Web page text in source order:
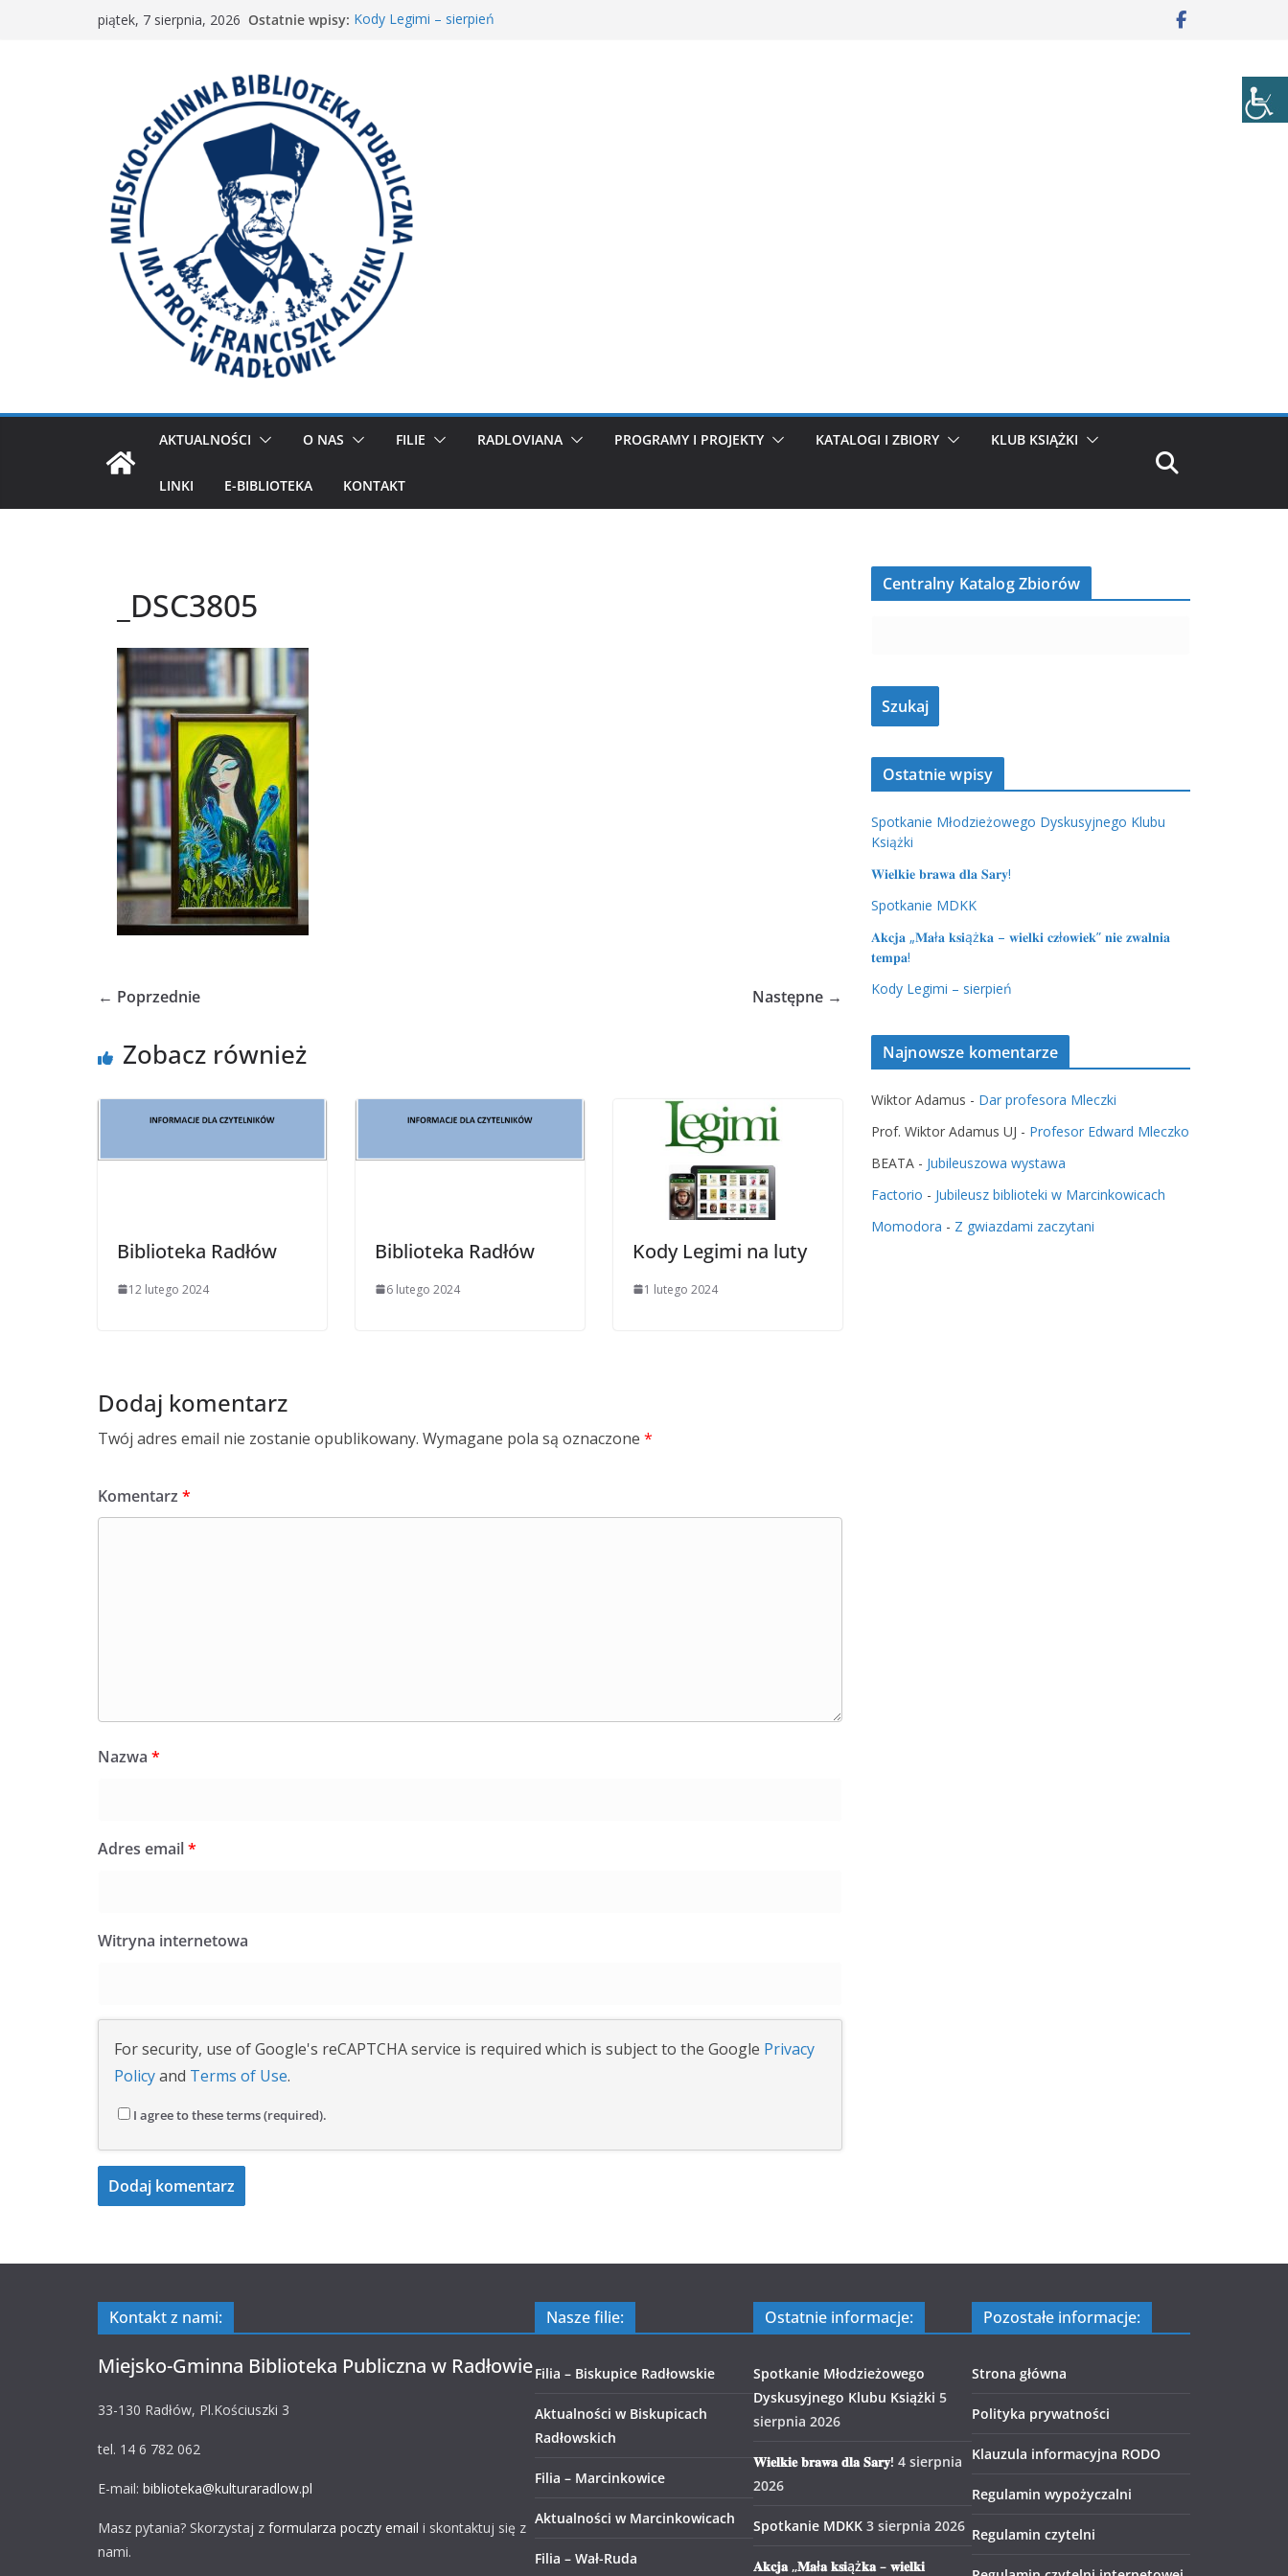
piątek, 7 sierpnia, 2026 Ostatnie wpisy: Kody Legimi – sierpień
AKTUALNOŚCI O NAS FILIE RADLOVIANA PROGRAMY I PROJEKTY KATALOGI I ZBIORY KLUB KSIĄŻKI
LINKI E-BIBLIOTEKA KONTAKT
_DSC3805
← Poprzednie Następne →
Zobacz również
Biblioteka Radłów
12 lutego 2024
Biblioteka Radłów
6 lutego 2024
Kody Legimi na luty
1 lutego 2024
Dodaj komentarz
Twój adres email nie zostanie opublikowany. Wymagane pola są oznaczone *
Komentarz *
Nazwa *
Adres email*
Witryna internetowa
For security, use of Google's reCAPTCHA service is required which is subject to the Google Privacy
Policyand Terms of Use.
I agree to these terms (required).
Centralny Katalog Zbiorów
Ostatnie wpisy
Spotkanie Młodzieżowego Dyskusyjnego Klubu
Książki
𝐖𝐢𝐞𝐥𝐤𝐢𝐞 𝐛𝐫𝐚𝐰𝐚 𝐝𝐥𝐚 𝐒𝐚𝐫𝐲!
Spotkanie MDKK
𝐀𝐤𝐜𝐣𝐚 „𝐌𝐚ł𝐚 𝐤𝐬𝐢ąż𝐤𝐚 – 𝐰𝐢𝐞𝐥𝐤𝐢 𝐜𝐳ł𝐨𝐰𝐢𝐞𝐤” 𝐧𝐢𝐞 𝐳𝐰𝐚𝐥𝐧𝐢𝐚
𝐭𝐞𝐦𝐩𝐚!
Kody Legimi – sierpień
Najnowsze komentarze
Wiktor Adamus - Dar profesora Mleczki
Prof. Wiktor Adamus UJ - Profesor Edward Mleczko
BEATA - Jubileuszowa wystawa
Factorio - Jubileusz biblioteki w Marcinkowicach
Momodora - Z gwiazdami zaczytani
Kontakt z nami:
Miejsko-Gminna Biblioteka Publiczna w Radłowie
33-130 Radłów, Pl.Kościuszki 3
tel. 14 6 782 062
E-mail: biblioteka@kulturaradlow.pl
Masz pytania? Skorzystaj z formularza poczty email i skontaktuj się z
nami.
Nasze filie:
Filia – Biskupice Radłowskie
Aktualności w Biskupicach
Radłowskich
Filia – Marcinkowice
Aktualności w Marcinkowicach
Filia – Wał-Ruda
Ostatnie informacje:
Spotkanie Młodzieżowego
Dyskusyjnego Klubu Książki 5
sierpnia 2026
𝐖𝐢𝐞𝐥𝐤𝐢𝐞 𝐛𝐫𝐚𝐰𝐚 𝐝𝐥𝐚 𝐒𝐚𝐫𝐲! 4 sierpnia
2026
Spotkanie MDKK 3 sierpnia 2026
𝐀𝐤𝐜𝐣𝐚 „𝐌𝐚ł𝐚 𝐤𝐬𝐢ąż𝐤𝐚 – 𝐰𝐢𝐞𝐥𝐤𝐢
Pozostałe informacje:
Strona główna
Polityka prywatności
Klauzula informacyjna RODO
Regulamin wypożyczalni
Regulamin czytelni